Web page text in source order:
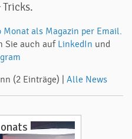
Tricks.
Monat als Magazin per Email.
Sie auch auf LinkedIn und
(2 Einträge) | Alle News